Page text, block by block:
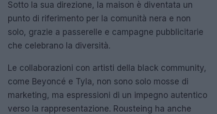
Sotto la sua direzione, la maison è diventata un
punto di riferimento per la comunità nera e non
solo, grazie a passerelle e campagne pubblicitarie
che celebrano la diversità.
Le collaborazioni con artisti della black community,
come Beyoncé e Tyla, non sono solo mosse di
marketing, ma espressioni di un impegno autentico
verso la rappresentazione. Rousteing ha anche